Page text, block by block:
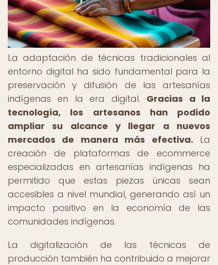
La adaptación de técnicas tradicionales al
entorno digital ha sido fundamental para la
preservación y difusión de las artesanías
indígenas en la era digital. Gracias a la
tecnología, los artesanos han podido
ampliar su alcance y llegar a nuevos
mercados de manera más efectiva. La
creación de plataformas de ecommerce
especializadas en artesanías indígenas ha
permitido que estas piezas únicas sean
accesibles a nivel mundial, generando así un
impacto positivo en la economía de las
comunidades indígenas.
La digitalización de las técnicas de
producción también ha contribuido a mejorar